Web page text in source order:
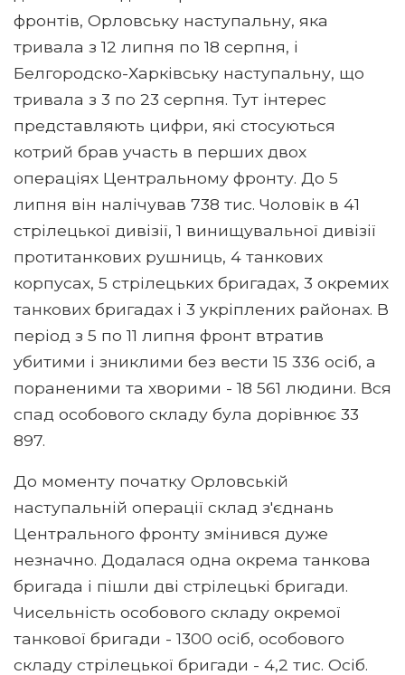
фронтів, Орловську наступальну, яка
тривала з 12 липня по 18 серпня, і
Белгородско-Харківську наступальну, що
тривала з 3 по 23 серпня. Тут інтерес
представляють цифри, які стосуються
котрий брав участь в перших двох
операціях Центральному фронту. До 5
липня він налічував 738 тис. Чоловік в 41
стрілецької дивізії, 1 винищувальної дивізії
протитанкових рушниць, 4 танкових
корпусах, 5 стрілецьких бригадах, 3 окремих
танкових бригадах і 3 укріплених районах. В
період з 5 по 11 липня фронт втратив
убитими і зниклими без вести 15 336 осіб, а
пораненими та хворими - 18 561 людини. Вся
спад особового складу була дорівнює 33
897.
До моменту початку Орловській
наступальній операції склад з'єднань
Центрального фронту змінився дуже
незначно. Додалася одна окрема танкова
бригада і пішли дві стрілецькі бригади.
Чисельність особового складу окремої
танкової бригади - 1300 осіб, особового
складу стрілецької бригади - 4,2 тис. Осіб.